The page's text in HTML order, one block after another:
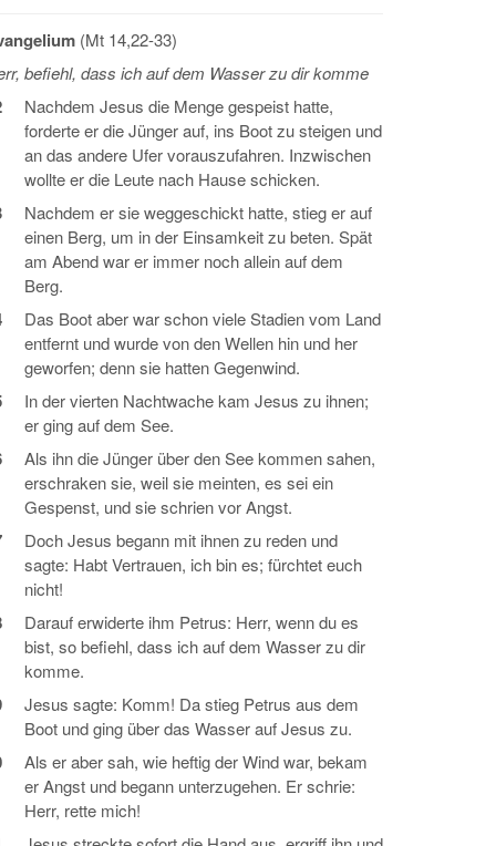
(Mt 14,22-33)
befiehl, dass ich auf dem Wasser zu dir komme
Nachdem Jesus die Menge gespeist hatte,
forderte er die Jünger auf, ins Boot zu steigen und
an das andere Ufer vorauszufahren. Inzwischen
wollte er die Leute nach Hause schicken.
Nachdem er sie weggeschickt hatte, stieg er auf
einen Berg, um in der Einsamkeit zu beten. Spät
am Abend war er immer noch allein auf dem
Berg.
Das Boot aber war schon viele Stadien vom Land
entfernt und wurde von den Wellen hin und her
geworfen; denn sie hatten Gegenwind.
In der vierten Nachtwache kam Jesus zu ihnen;
er ging auf dem See.
Als ihn die Jünger über den See kommen sahen,
erschraken sie, weil sie meinten, es sei ein
Gespenst, und sie schrien vor Angst.
Doch Jesus begann mit ihnen zu reden und
sagte: Habt Vertrauen, ich bin es; fürchtet euch
nicht!
Darauf erwiderte ihm Petrus: Herr, wenn du es
bist, so befiehl, dass ich auf dem Wasser zu dir
komme.
Jesus sagte: Komm! Da stieg Petrus aus dem
Boot und ging über das Wasser auf Jesus zu.
Als er aber sah, wie heftig der Wind war, bekam
er Angst und begann unterzugehen. Er schrie:
Herr, rette mich!